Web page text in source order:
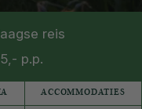
reis
p.p.
ACCOMMODATIES